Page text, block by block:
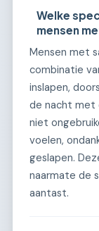
Welke
mensen
Mensen met
combinatie
inslapen,
de nacht met
niet
voelen,
geslapen.
naarmate de
aantast.